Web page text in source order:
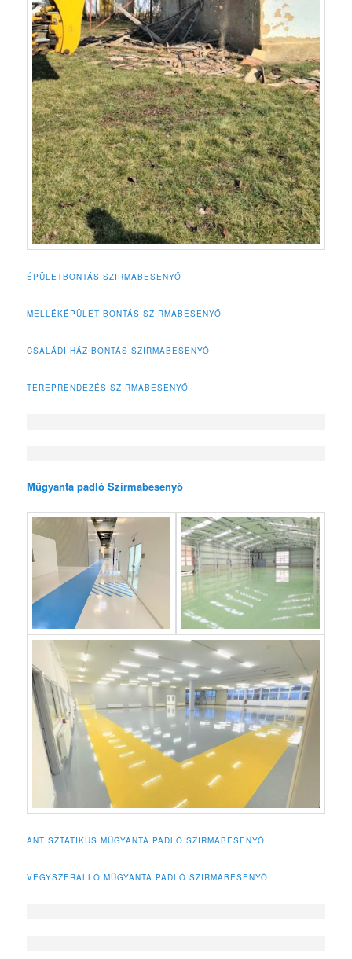
ÉPÜLETBONTÁS SZIRMABESENYŐ
MELLÉKÉPÜLET BONTÁS SZIRMABESENYŐ
CSALÁDI HÁZ BONTÁS SZIRMABESENYŐ
TEREPRENDEZÉS SZIRMABESENYŐ
Műgyanta padló Szirmabesenyő
ANTISZTATIKUS MŰGYANTA PADLÓ SZIRMABESENYŐ
VEGYSZERÁLLÓ MŰGYANTA PADLÓ SZIRMABESENYŐ